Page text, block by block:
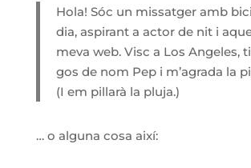
Hola! Sóc un missatger amb
dia, aspirant a actor de nit i
meva web. Visc a Los Angeles,
gos de nom Pep i m’agrada la
(I em pillarà la pluja.)
… o alguna cosa així: